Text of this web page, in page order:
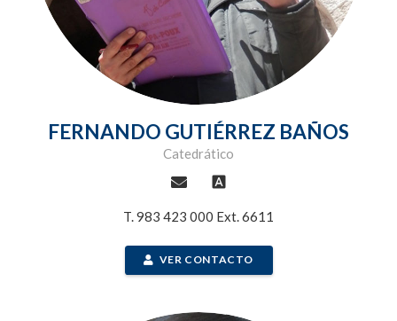
FERNANDO GUTIÉRREZ BAÑOS
Catedrático
font_download
T. 983 423 000 Ext. 6611
VER CONTACTO